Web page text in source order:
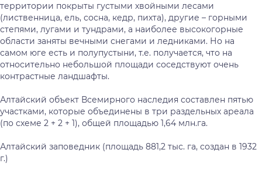
территории покрыты густыми хвойными лесами
(лиственница, ель, сосна, кедр, пихта), другие – горными
степями, лугами и тундрами, а наиболее высокогорные
области заняты вечными снегами и ледниками. Но на
самом юге есть и полупустыни, т.е. получается, что на
относительно небольшой площади соседствуют очень
контрастные ландшафты.
Алтайский объект Всемирного наследия составлен пятью
участками, которые объединены в три раздельных ареала
(по схеме 2 + 2 + 1), общей площадью 1,64 млн.га.
Алтайский заповедник (площадь 881,2 тыс. га, создан в 1932
г.)